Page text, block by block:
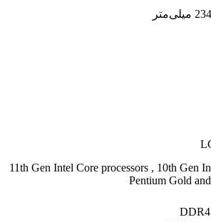
11th Gen Intel Core processors , 10th Gen
Pentium Gold
DDR4